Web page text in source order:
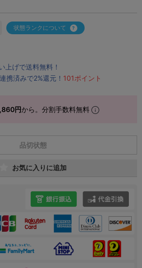
状態ランクについて
上げで送料無料！
携済みで2%還元！ 101ポイント
円から。分割手数料無料
品切状態
お気に入りに追加